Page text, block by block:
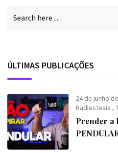
ÚLTIMAS PUBLICAÇÕES
24 de junho
Radiestesia ,
Prender a